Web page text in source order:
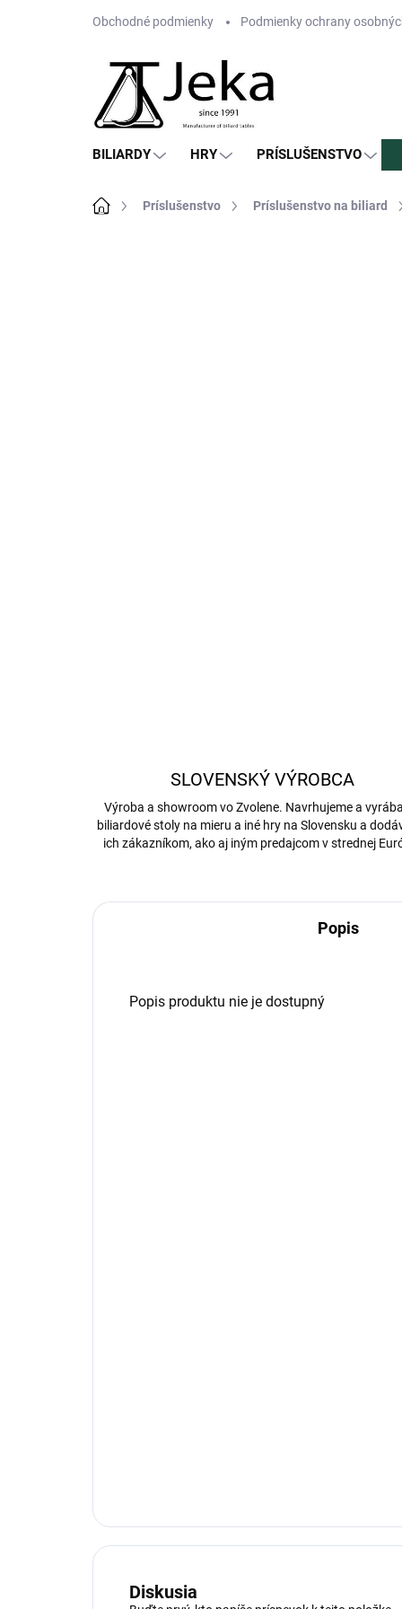
Obchodné podmienky Podmienky ochrany
BILIARDY HRY PRÍSLUŠENSTVO
DomovPríslušenstvo Príslušenstvo na biliard
SLOVENSKÝ VÝROBCA
Výroba a showroom vo Zvolene. Navrhujeme a
biliardové stoly na mieru a iné hry na Slovensku a
ich zákazníkom, ako aj iným predajcom v strednej
Popis
Popis produktu nie je dostupný
Diskusia